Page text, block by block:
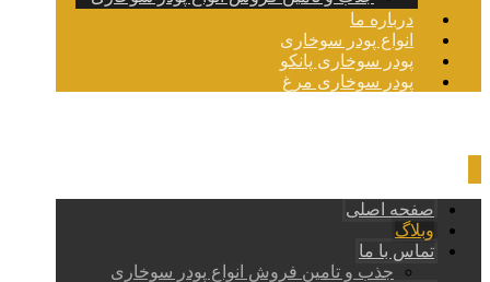
درباره ما
انواع پودر سوخاری
پودر سوخاری پانکو
پودر سوخاری مرغ
صفحه اصلی
وبلاگ
تماس با ما
جذب و تامین فروش انواع پودر سوخاری